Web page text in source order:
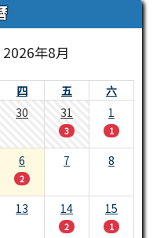
2026年8月
四 五
六
30 31
3
1
1
6
2
7 8
13 14
2
15
1